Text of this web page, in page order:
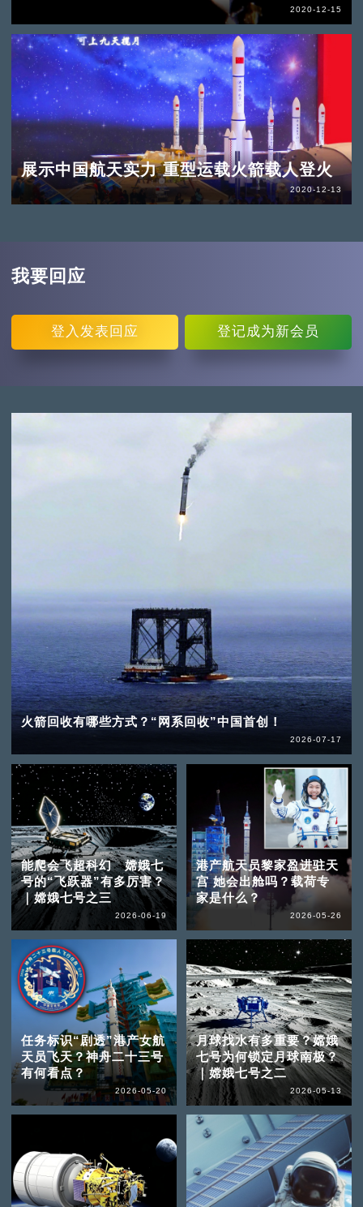
2020-12-15
展示中国航天实力 重型运载火箭载人登火
2020-12-13
我要回应
登入 发表回应 登记成为新会员
火箭回收有哪些方式？“网系回收”中国首创！
2026-07-17
能爬会飞超科幻 嫦娥七
号的“飞跃器”有多厉害？
｜嫦娥七号之三
2026-06-19
港产航天员黎家盈进驻天
宫 她会出舱吗？载荷专
家是什么？
2026-05-26
任务标识“剧透”港产女航
天员飞天？神舟二十三号
有何看点？
2026-05-20
月球找水有多重要？嫦娥
七号为何锁定月球南极？
｜嫦娥七号之二
2026-05-13